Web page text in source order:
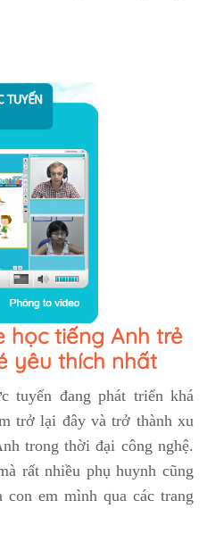
học tiếng Anh trẻ
yêu thích nhất
tuyến đang phát triển khá
trở lại đây và trở thành xu
trong thời đại công nghệ.
rất nhiều phụ huynh cũng
con em mình qua các trang